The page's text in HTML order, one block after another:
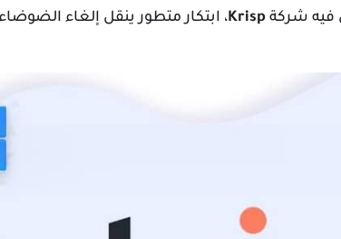
فيه شركة Krisp، ابتكار متطور ينقل إلغاء